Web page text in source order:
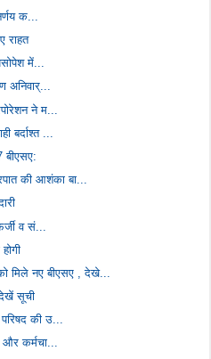
क...
राहत
में...
अनिवार्...
ने म...
बर्दाश्त ...
बीएसए:
की आशंका बा...
व सं...
मिले नए बीएसए , देखे...
देखें सूची
की उ...
और कर्मचा...